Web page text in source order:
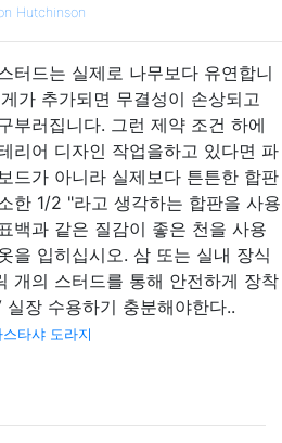
Hutchinson
터드는 실제로 나무보다 유연합니
가 추가되면 무결성이 손상되고
부러집니다. 그런 제약 조건 하에
리어 디자인 작업을하고 있다면 파
드가 아니라 실제보다 튼튼한 합판
한 1/2 "라고 생각하는 합판을 사용
백과 같은 질감이 좋은 천을 사용
을 입히십시오. 삼 또는 실내 장식
개의 스터드를 통해 안전하게 장착
실장 수용하기 충분해야한다..
스타샤 도라지